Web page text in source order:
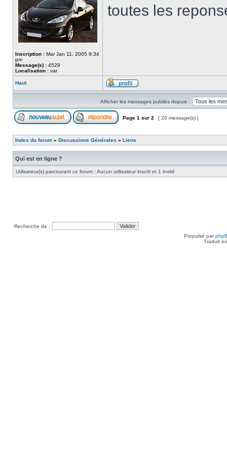
Inscription : Mar Jan 11, 2005 9:34
pm
Message(s) : 4529
Localisation : var
toutes les
Haut
Afficher les messages publiés depuis :
Page 1 sur 2 [ 20 message(s) ]
Index du forum » Discussions Générales » Liens
Qui est en ligne ?
Utilisateur(s) parcourant ce forum : Aucun utilisateur inscrit et 1 invité
Recherche de :
Propulsé par
Traduit